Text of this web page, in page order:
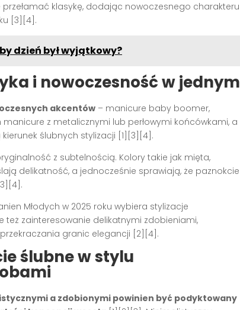
klasykę, dodając nowoczesnego charakteru
[3][4].
dzień był wyjątkowy?
i nowoczesność w jednym
akcentów – manicure baby boomer,
z metalicznymi lub perłowymi końcówkami, a
ślubnych stylizacji [1][3][4].
z subtelnością. Kolory takie jak mięta,
delikatność, a jednocześnie sprawiają, że paznokcie
Młodych w 2025 roku wybiera stylizacje
zainteresowanie delikatnymi zdobieniami,
granic elegancji [2][4].
ślubne w stylu
a zdobionymi powinien być podyktowany